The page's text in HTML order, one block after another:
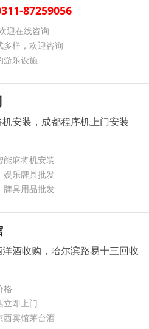
87259056
迎在线咨询
多样，欢迎咨询
游乐设施
安装，成都程序机上门安装
能麻将机安装
娱乐牌具批发
牌具用品批发
酒收购，哈尔滨路易十三回收
格
立即上门
西宾馆茅台酒